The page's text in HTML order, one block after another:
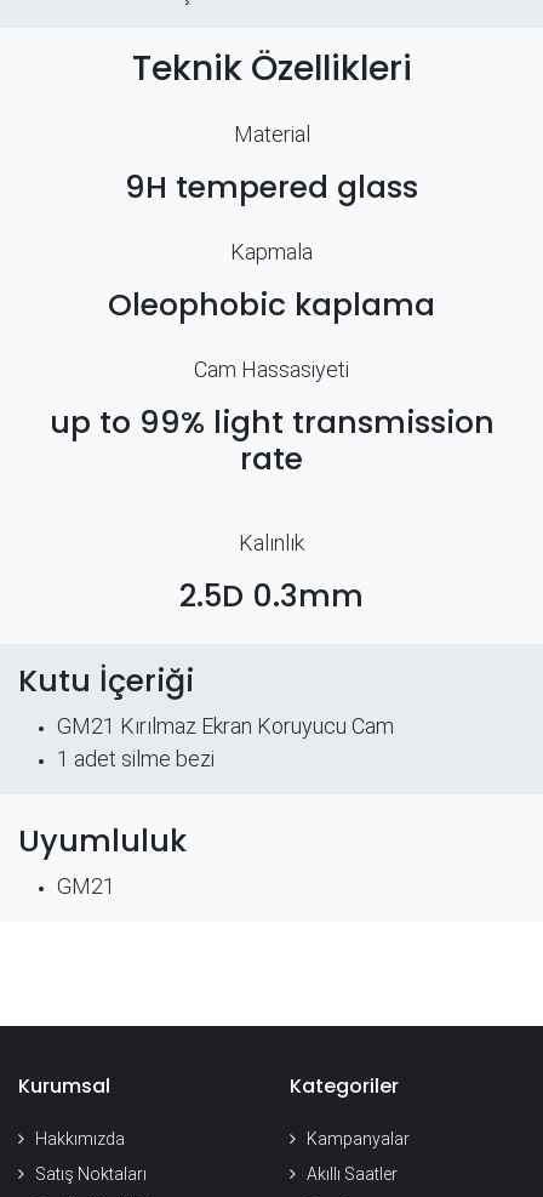
Teknik Özellikleri
Material
9H tempered glass
Kapmala
Oleophobic kaplama
Cam Hassasiyeti
up to 99% light transmission
rate
Kalınlık
2.5D 0.3mm
Kutu İçeriği
GM21 Kırılmaz Ekran Koruyucu Cam
​1 adet silme bezi
Uyumluluk
GM21
Kurumsal
Hakkımızda
Satış Noktaları
Kategoriler
Kampanyalar
Akıllı Saatler